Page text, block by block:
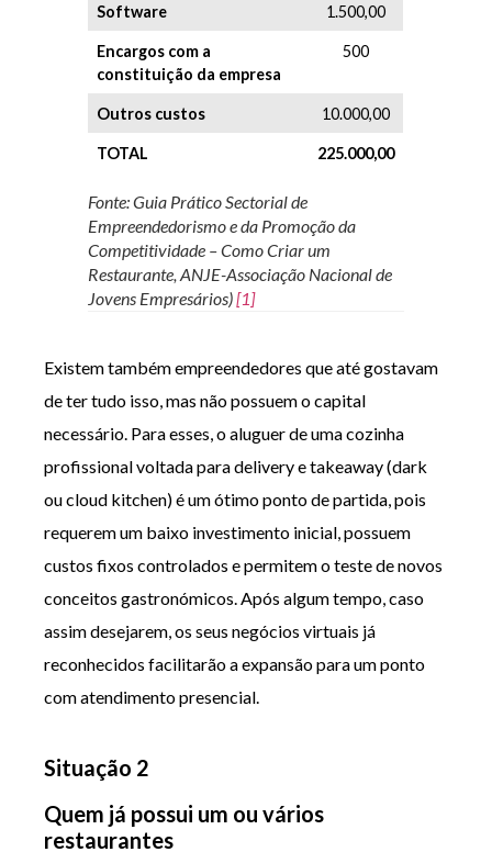
Software 1.500,00
Encargos com a
constituição da empresa
500
Outros custos 10.000,00
TOTAL 225.000,00
Fonte: Guia Prático Sectorial de
Empreendedorismo e da Promoção da
Competitividade – Como Criar um
Restaurante, ANJE-Associação Nacional de
Jovens Empresários)[1]
Existem também empreendedores que até gostavam
de ter tudo isso, mas não possuem o capital
necessário. Para esses, o aluguer de uma cozinha
profissional voltada para delivery e takeaway (dark
ou cloud kitchen) é um ótimo ponto de partida, pois
requerem um baixo investimento inicial, possuem
custos fixos controlados e permitem o teste de novos
conceitos gastronómicos. Após algum tempo, caso
assim desejarem, os seus negócios virtuais já
reconhecidos facilitarão a expansão para um ponto
com atendimento presencial.
Situação 2
Quem já possui um ou vários
restaurantes